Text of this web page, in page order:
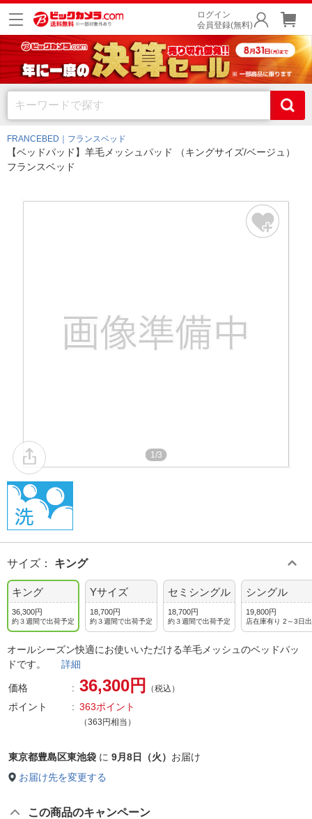
ログイン
会員登録(無料)
FRANCEBED｜フランスベッド
【ベッドパッド】羊毛メッシュパッド （キングサイズ/ベージュ）
フランスベッド
1/3
サイズ ： キング
キング
36,300円
約３週間で出荷予定
Yサイズ
18,700円
約３週間で出荷予定
セミシングル
18,700円
約３週間で出荷予定
シングル
19,800円
店在庫有り 2～3日
オールシーズン快適にお使いいただける羊毛メッシュのベッドパッ
ドです。 詳細
価格 36,300円 （税込）
ポイント 363ポイント
（363円相当）
東京都豊島区東池袋 に 9月8日（火） お届け
お届け先を変更する
この商品のキャンペーン